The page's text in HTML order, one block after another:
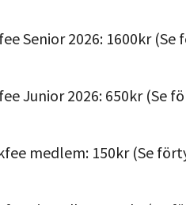
Senior 2026: 1600kr
Junior 2026: 650kr (Se
medlem: 150kr (Se